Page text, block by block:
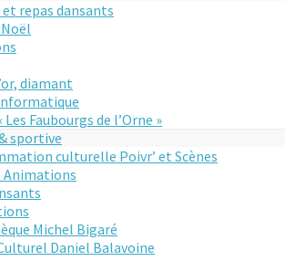
repas dansants
diamant
Les Faubourgs de l’Orne »
sportive
culturelle Poivr’ et Scènes
Animations
Michel Bigaré
Daniel Balavoine